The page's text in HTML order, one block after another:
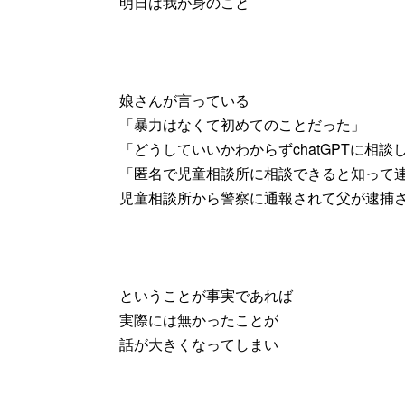
娘さんが言っている
「暴力はなくて初めてのことだった」
「どうしていいかわからずchatGPTに相談
「匿名で児童相談所に相談できると知って
児童相談所から警察に通報されて父が逮捕
ということが事実であれば
実際には無かったことが
話が大きくなってしまい